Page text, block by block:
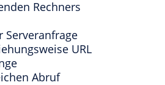
Rechners
Serveranfrage
URL
Abruf